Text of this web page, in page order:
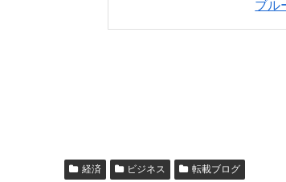
ブル
経済 ビジネス 転載ブログ